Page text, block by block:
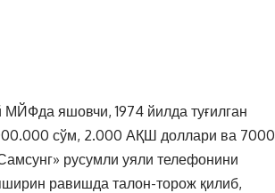
яшовчи, 1974 йилда туғилган
сўм, 2.000 АҚШ доллари ва 7000
русумли уяли телефонини
равишда талон-торож қилиб,